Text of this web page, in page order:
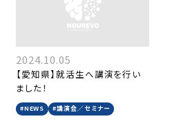
2024.10.05
【愛知県】就活生へ講演を行い
ました！
#NEWS #講演会／セミナー